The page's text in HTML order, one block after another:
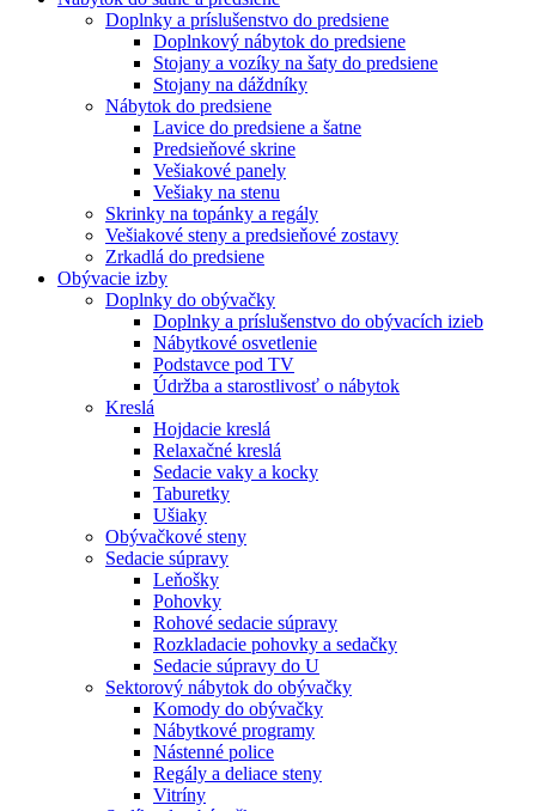
Doplnky a príslušenstvo do predsiene
Doplnkový nábytok do predsiene
Stojany a vozíky na šaty do predsiene
Stojany na dáždníky
Nábytok do predsiene
Lavice do predsiene a šatne
Predsieňové skrine
Vešiakové panely
Vešiaky na stenu
Skrinky na topánky a regály
Vešiakové steny a predsieňové zostavy
Zrkadlá do predsiene
Obývacie izby
Doplnky do obývačky
Doplnky a príslušenstvo do obývacích izieb
Nábytkové osvetlenie
Podstavce pod TV
Údržba a starostlivosť o nábytok
Kreslá
Hojdacie kreslá
Relaxačné kreslá
Sedacie vaky a kocky
Taburetky
Ušiaky
Obývačkové steny
Sedacie súpravy
Leňošky
Pohovky
Rohové sedacie súpravy
Rozkladacie pohovky a sedačky
Sedacie súpravy do U
Sektorový nábytok do obývačky
Komody do obývačky
Nábytkové programy
Nástenné police
Regály a deliace steny
Vitríny